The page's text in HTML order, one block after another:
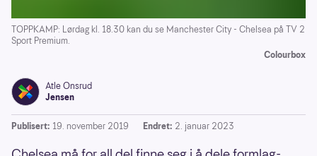
TOPPKAMP: Lørdag kl. 18.30 kan du se Manchester City - Chelsea på TV 2
Sport Premium.
Colourbox
Atle Onsrud
Jensen
Publisert: 19. november 2019 Endret: 2. januar 2023